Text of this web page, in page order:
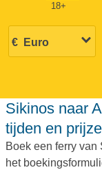
18+
Sikinos naar Anafi veerboten. Veerboten,
tijden en
Boek een ferry van
het